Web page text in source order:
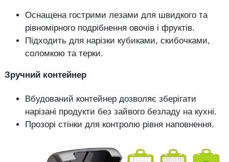
Оснащена гострими лезами для швидкого та
рівномірного подрібнення овочів і фруктів.
Підходить для нарізки кубиками, скибочками,
соломкою та терки.
Зручний контейнер
Вбудований контейнер дозволяє зберігати
нарізані продукти без зайвого безладу на кухні.
Прозорі стінки для контролю рівня наповнення.